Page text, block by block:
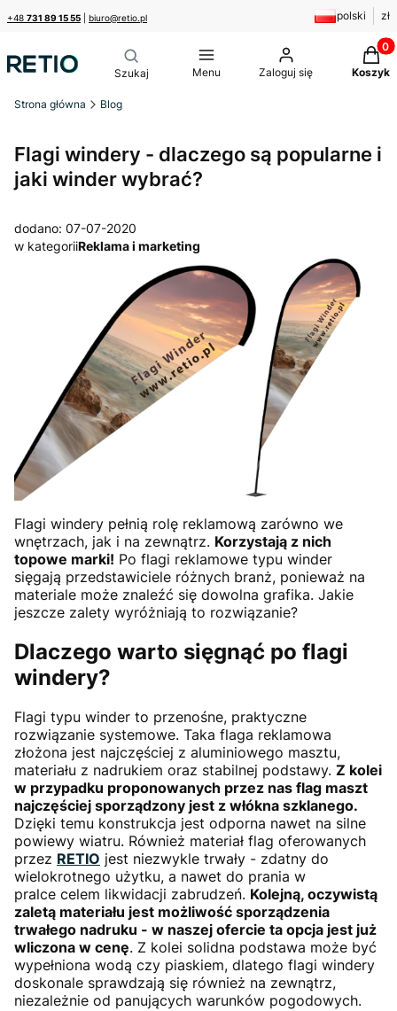
+48 731 89 15 55 biuro@retio.pl polski zł
Menu Zaloguj się Koszyk
Strona główna Blog
Flagi windery - dlaczego są popularne i
jaki winder wybrać?
dodano: 07-07-2020
w kategoriiReklama i marketing
Flagi windery pełnią rolę reklamową zarówno we
wnętrzach, jak i na zewnątrz. Korzystają z nich
topowe marki! Po flagi reklamowe typu winder
sięgają przedstawiciele różnych branż, ponieważ na
materiale może znaleźć się dowolna grafika. Jakie
jeszcze zalety wyróżniają to rozwiązanie?
Dlaczego warto sięgnąć po flagi
windery?
Flagi typu winder to przenośne, praktyczne
rozwiązanie systemowe. Taka flaga reklamowa
złożona jest najczęściej z aluminiowego masztu,
materiału z nadrukiem oraz stabilnej podstawy. Z kolei
w przypadku proponowanych przez nas flag maszt
najczęściej sporządzony jest z włókna szklanego.
Dzięki temu konstrukcja jest odporna nawet na silne
powiewy wiatru. Również materiał flag oferowanych
przez RETIO jest niezwykle trwały - zdatny do
wielokrotnego użytku, a nawet do prania w
pralce celem likwidacji zabrudzeń. Kolejną, oczywistą
zaletą materiału jest możliwość sporządzenia
trwałego nadruku - w naszej ofercie ta opcja jest już
wliczona w cenę. Z kolei solidna podstawa może być
wypełniona wodą czy piaskiem, dlatego flagi windery
doskonale sprawdzają się również na zewnątrz,
niezależnie od panujących warunków pogodowych.